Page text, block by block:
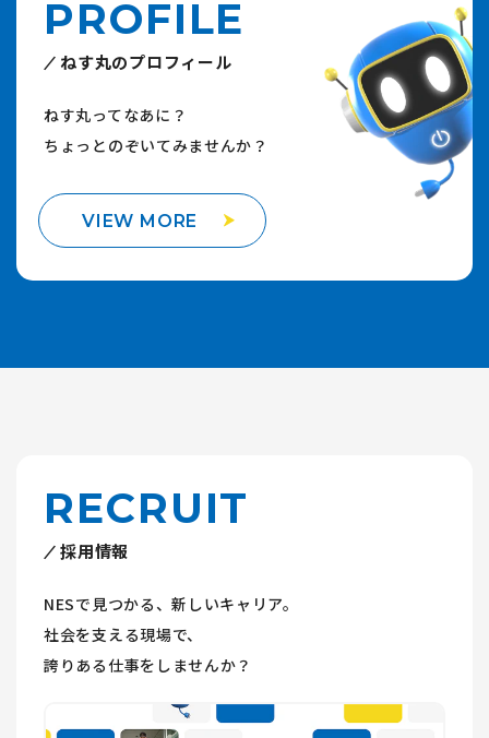
PROFILE
ねす丸のプロフィール
ねす丸ってなあに？
ちょっとのぞいてみませんか？
VIEW MORE
RECRUIT
採用情報
NESで見つかる、新しいキャリア。
社会を支える現場で、
誇りある仕事をしませんか？